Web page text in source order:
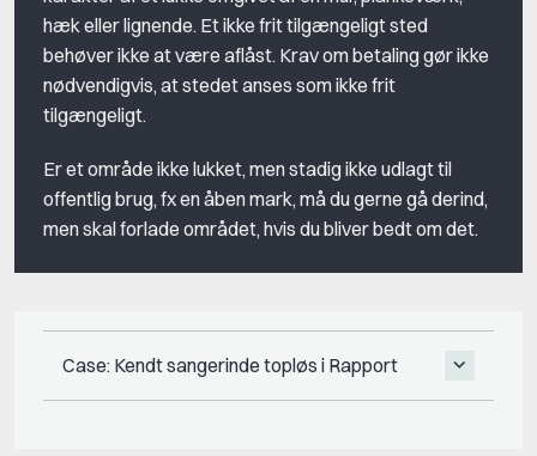
hæk eller lignende. Et ikke frit tilgængeligt sted
behøver ikke at være aflåst. Krav om betaling gør ikke
nødvendigvis, at stedet anses som ikke frit
tilgængeligt.
Er et område ikke lukket, men stadig ikke udlagt til
offentlig brug, fx en åben mark, må du gerne gå derind,
men skal forlade området, hvis du bliver bedt om det.
Case: Kendt sangerinde topløs i Rapport